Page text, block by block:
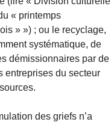
« printemps
» ») ; ou le recyclage,
systématique, de
démissionnaires par de
entreprises du secteur
des griefs n’a